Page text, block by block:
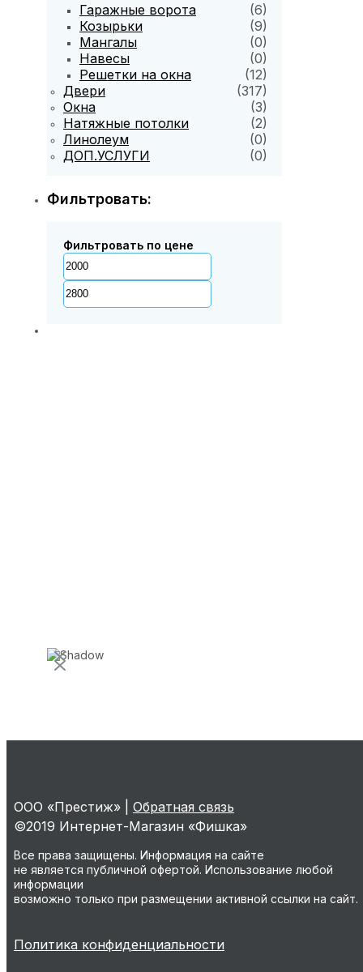
Гаражные ворота
(6)
Козырьки
(9)
Мангалы
(0)
Навесы
(0)
Решетки на окна
(12)
Двери
(317)
Окна
(3)
Натяжные потолки
(2)
Линолеум
(0)
ДОП.УСЛУГИ
(0)
Фильтровать:
Фильтровать по цене
ООО «Престиж» | Обратная связь
©2019 Интернет-Магазин «Фишка»
Все права защищены. Информация на сайте
не является публичной офертой. Использование любой
информации
возможно только при размещении активной ссылки на сайт.
Политика конфиденциальности